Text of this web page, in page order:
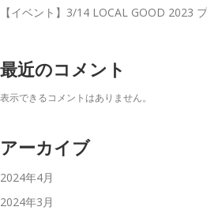
【イベント】3/14 LOCAL GOOD 2023
最近のコメント
表示できるコメントはありません。
アーカイブ
2024年4月
2024年3月